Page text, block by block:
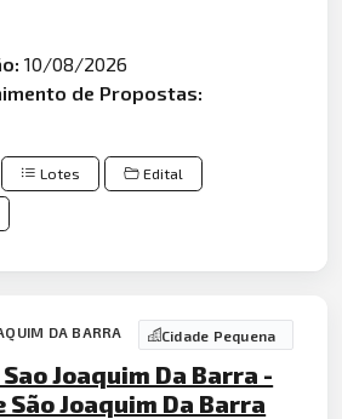
10/08/2026
de Propostas:
Lotes Edital
DA BARRA Cidade Pequena
Joaquim Da Barra -
Joaquim Da Barra